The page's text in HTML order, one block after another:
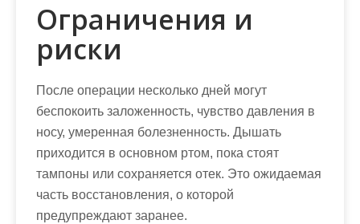
Ограничения и
риски
После операции несколько дней могут
беспокоить заложенность, чувство давления в
носу, умеренная болезненность. Дышать
приходится в основном ртом, пока стоят
тампоны или сохраняется отек. Это ожидаемая
часть восстановления, о которой
предупреждают заранее.